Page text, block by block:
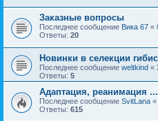
Заказные вопросы
Последнее сообщение Вика 67 «
Ответы: 20
Новинки в селекции
Последнее сообщение weltkind «
Ответы: 5
Адаптация, реанимация
Последнее сообщение SvitLana «
Ответы: 615